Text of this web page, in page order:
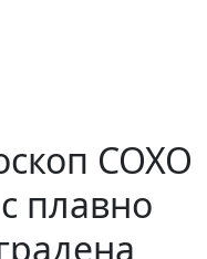
COXO
плавно